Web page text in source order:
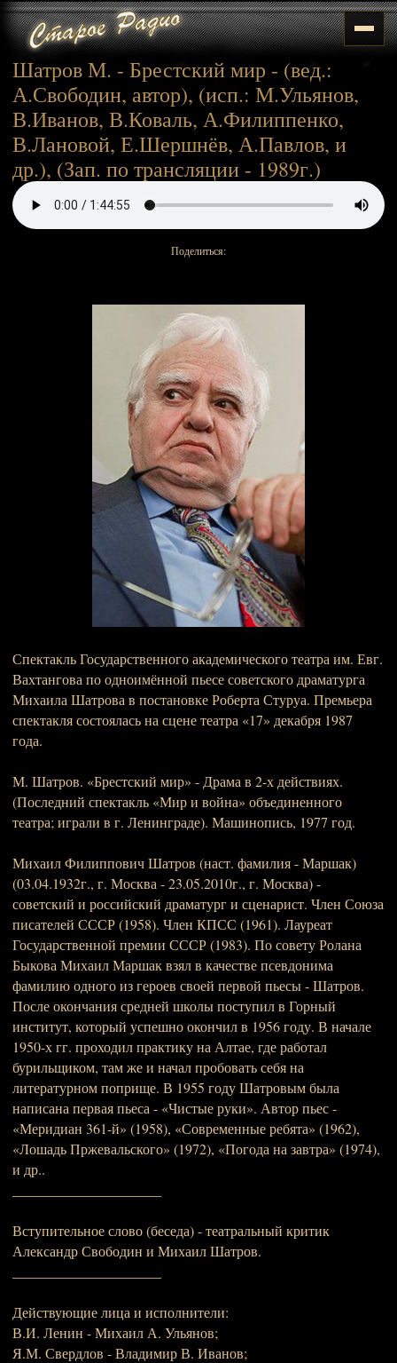
Шатров М. - Брестский мир - (вед.:
А.Свободин, автор), (исп.: М.Ульянов,
В.Иванов, В.Коваль, А.Филиппенко,
В.Лановой, Е.Шершнёв, А.Павлов, и
др.), (Зап. по трансляции - 1989г.)
Поделиться:
Спектакль Государственного академического театра им. Евг.
Вахтангова по одноимённой пьесе советского драматурга
Михаила Шатрова в постановке Роберта Стуруа. Премьера
спектакля состоялась на сцене театра «17» декабря 1987
года.
М. Шатров. «Брестский мир» - Драма в 2-х действиях.
(Последний спектакль «Мир и война» объединенного
театра; играли в г. Ленинграде). Машинопись, 1977 год.
Михаил Филиппович Шатров (наст. фамилия - Маршак)
(03.04.1932г., г. Москва - 23.05.2010г., г. Москва) -
советский и российский драматург и сценарист. Член Союза
писателей СССР (1958). Член КПСС (1961). Лауреат
Государственной премии СССР (1983). По совету Ролана
Быкова Михаил Маршак взял в качестве псевдонима
фамилию одного из героев своей первой пьесы - Шатров.
После окончания средней школы поступил в Горный
институт, который успешно окончил в 1956 году. В начале
1950-х гг. проходил практику на Алтае, где работал
бурильщиком, там же и начал пробовать себя на
литературном поприще. В 1955 году Шатровым была
написана первая пьеса - «Чистые руки». Автор пьес -
«Меридиан 361-й» (1958), «Современные ребята» (1962),
«Лошадь Пржевальского» (1972), «Погода на завтра» (1974),
и др..
Вступительное слово (беседа) - театральный критик
Александр Свободин и Михаил Шатров.
Действующие лица и исполнители:
В.И. Ленин - Михаил А. Ульянов;
Я.М. Свердлов - Владимир В. Иванов;